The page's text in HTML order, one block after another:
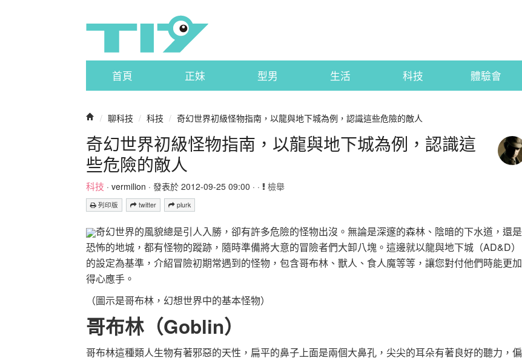
首頁 正妹 型男 生活 科技 體驗會
/ 聊科技 / 科技 / 奇幻世界初級怪物指南，以龍與地下城為例，認識這些危險的敵人
奇幻世界初級怪物指南，以龍與地下城為例，認識這
些危險的敵人
科技 · vermilion · 發表於 2012-09-25 09:00 · · 檢舉
列印版 twitter plurk
奇幻世界的風貌總是引人入勝，卻有許多危險的怪物出沒。無論是深邃的森林、陰暗的下水道，還是
恐怖的地城，都有怪物的蹤跡，隨時準備將大意的冒險者們大卸八塊。這邊就以龍與地下城（AD&D）
的設定為基準，介紹冒險初期常遇到的怪物，包含哥布林、獸人、食人魔等等，讓您對付他們時能更加
得心應手。
（圖示是哥布林，幻想世界中的基本怪物）
哥布林（Goblin）
哥布林這種類人生物有著邪惡的天性，扁平的鼻子上面是兩個大鼻孔，尖尖的耳朵有著良好的聽力，偏